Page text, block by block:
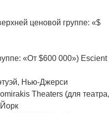
ценовой группе: «$
«От $600 000») Escient
Нью-Джерси
Theaters (для театра,